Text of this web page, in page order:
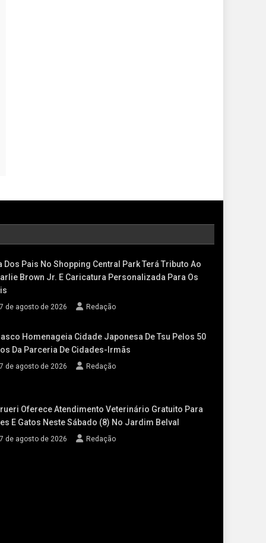
Dos Pais No Shopping Central Park Terá Tributo Ao
Brown Jr. E Caricatura Personalizada Para Os
de agosto de 2026 Redação
Homenageia Cidade Japonesa De Tsu Pelos 50
Da Parceria De Cidades-Irmãs
de agosto de 2026 Redação
Oferece Atendimento Veterinário Gratuito Para
E Gatos Neste Sábado (8) No Jardim Belval
de agosto de 2026 Redação